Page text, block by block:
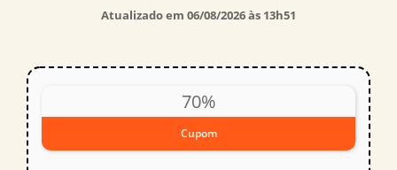
Atualizado em 06/08/2026 às 13h51
70%
Cupom